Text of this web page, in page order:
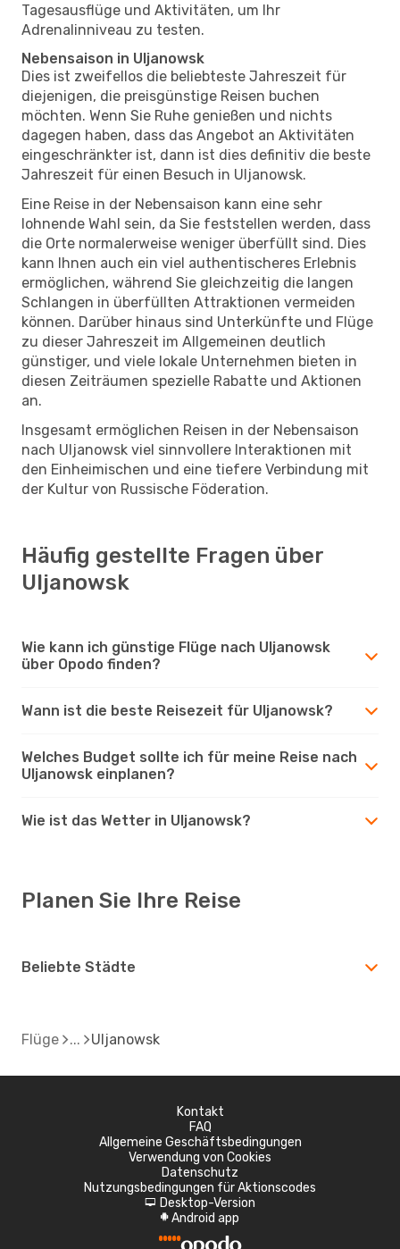
Tagesausflüge und Aktivitäten, um Ihr
Adrenalinniveau zu testen.
Nebensaison in Uljanowsk
Dies ist zweifellos die beliebteste Jahreszeit für
diejenigen, die preisgünstige Reisen buchen
möchten. Wenn Sie Ruhe genießen und nichts
dagegen haben, dass das Angebot an Aktivitäten
eingeschränkter ist, dann ist dies definitiv die beste
Jahreszeit für einen Besuch in Uljanowsk.
Eine Reise in der Nebensaison kann eine sehr
lohnende Wahl sein, da Sie feststellen werden, dass
die Orte normalerweise weniger überfüllt sind. Dies
kann Ihnen auch ein viel authentischeres Erlebnis
ermöglichen, während Sie gleichzeitig die langen
Schlangen in überfüllten Attraktionen vermeiden
können. Darüber hinaus sind Unterkünfte und Flüge
zu dieser Jahreszeit im Allgemeinen deutlich
günstiger, und viele lokale Unternehmen bieten in
diesen Zeiträumen spezielle Rabatte und Aktionen
an.
Insgesamt ermöglichen Reisen in der Nebensaison
nach Uljanowsk viel sinnvollere Interaktionen mit
den Einheimischen und eine tiefere Verbindung mit
der Kultur von Russische Föderation.
Häufig gestellte Fragen über
Uljanowsk
Wie kann ich günstige Flüge nach Uljanowsk
über Opodo finden?
Wann ist die beste Reisezeit für Uljanowsk?
Welches Budget sollte ich für meine Reise nach
Uljanowsk einplanen?
Wie ist das Wetter in Uljanowsk?
Planen Sie Ihre Reise
Beliebte Städte
Flüge Uljanowsk
Kontakt
FAQ
Allgemeine Geschäftsbedingungen
Verwendung von Cookies
Datenschutz
Nutzungsbedingungen für Aktionscodes
d Desktop-Version
A Android app